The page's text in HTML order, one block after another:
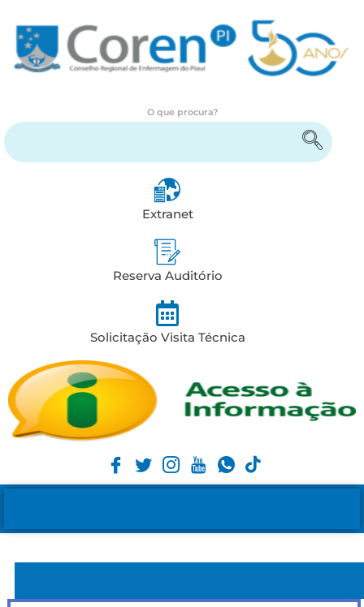
O que procura?
Extranet
Reserva Auditório
Solicitação Visita Técnica